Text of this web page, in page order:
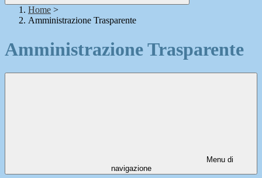
Home >
Amministrazione Trasparente
Amministrazione Trasparente
Menu di
navigazione